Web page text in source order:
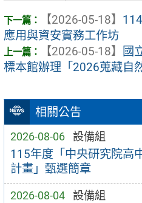
相關公告
2026-08-06 設備組
115年度「中央研究院高
計畫」甄選簡章
2026-08-04 設備組
【2026-05-18】
應用與資安實務工作坊
【2026-05-18】
國
標本館辦理「2026蒐藏自